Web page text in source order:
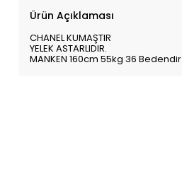
Ürün Açıklaması
CHANEL KUMAŞTIR
YELEK ASTARLIDIR.
MANKEN 160cm 55kg 36 Bedendir